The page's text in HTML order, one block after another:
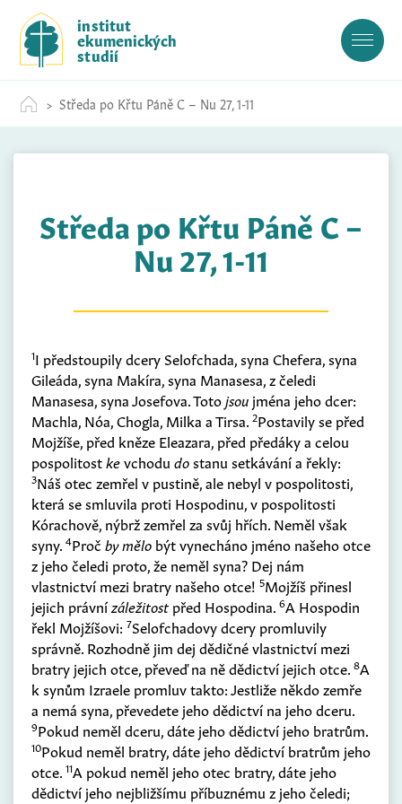
c
institut
ekumenických
studií
Středa po Křtu Páně C – Nu 27, 1-11
Středa po Křtu Páně C –
Nu 27, 1-11
1I předstoupily dcery Selofchada, syna Chefera, syna
Gileáda, syna Makíra, syna Manasesa, z čeledi
Manasesa, syna Josefova. Totojsou jména jeho dcer:
Machla, Nóa, Chogla, Milka a Tirsa. 2Postavily se před
Mojžíše, před kněze Eleazara, před předáky a celou
pospolitostkevchodu dostanu setkávání a řekly:
3Náš otec zemřel v pustině, ale nebyl v pospolitosti,
která se smluvila proti Hospodinu, v pospolitosti
Kórachově, nýbrž zemřel za svůj hřích. Neměl však
syny. 4Proč by mělo být vynecháno jméno našeho otce
z jeho čeledi proto, že neměl syna? Dej nám
vlastnictví mezi bratry našeho otce! 5Mojžíš přinesl
jejich právnízáležitost před Hospodina. 6A Hospodin
řekl Mojžíšovi: 7Selofchadovy dcery promluvily
správně. Rozhodně jim dej dědičné vlastnictví mezi
bratry jejich otce, převeď na ně dědictví jejich otce. 8A
k synům Izraele promluv takto: Jestliže někdo zemře
a nemá syna, převedete jeho dědictví na jeho dceru.
9Pokud neměl dceru, dáte jeho dědictví jeho bratrům.
10Pokud neměl bratry, dáte jeho dědictví bratrům jeho
otce. 11A pokud neměl jeho otec bratry, dáte jeho
dědictví jeho nejbližšímu příbuznému z jeho čeledi;